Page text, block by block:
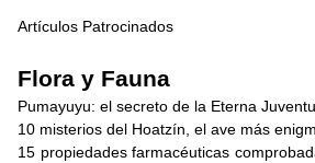
Artículos Patrocinados
Flora y Fauna
Pumayuyu: el secreto de la Eterna
10 misterios del Hoatzín, el ave más
15 propiedades farmacéuticas